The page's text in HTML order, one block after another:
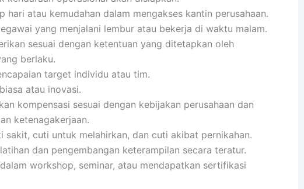
hari atau kemudahan dalam mengakses kantin perusahaan.
yang menjalani lembur atau bekerja di waktu malam.
sesuai dengan ketentuan yang ditetapkan oleh
berlaku.
target individu atau tim.
atau inovasi.
kompensasi sesuai dengan kebijakan perusahaan dan
ketenagakerjaan.
sakit, cuti untuk melahirkan, dan cuti akibat pernikahan.
dan pengembangan keterampilan secara teratur.
workshop, seminar, atau mendapatkan sertifikasi